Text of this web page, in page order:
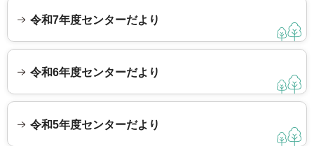
令和7年度センターだより
令和6年度センターだより
令和5年度センターだより